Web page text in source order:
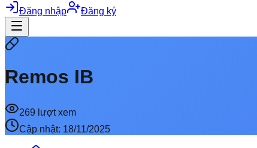
Đăng nhập
Đăng ký
Remos IB
269 lượt xem
Cập nhật: 18/11/2025